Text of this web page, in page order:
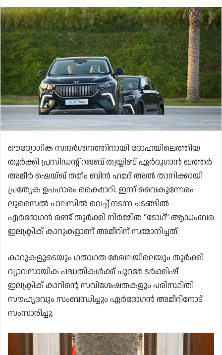
ഔദ്യോഗിക സന്ദർശനത്തിനായി ദോഹയിലെത്തിയ
തുർക്കി പ്രസിഡന്റ് റജബ് ത്വയ്യിബ് ഏർദുഗാൻ ഖത്തർ
അമീർ ഷെയ്ഖ് തമീം ബിൻ ഹമദ് അൽ താനിക്കായി
പ്രത്യേക ഉപഹാരം കൈമാറി. ഇന്ന് വൈകുന്നേരം
ലുസൈൽ പാലസിൽ വെച്ച് നടന്ന ചടങ്ങിൽ
എർദോഗൻ രണ്ട് തുർക്കി നിർമ്മിത “ടോഗ്” ആഡംബര
ഇലക്ട്രിക് കാറുകളാണ് അമീറിന് സമ്മാനിച്ചത്.
കാറുകളുടെയും ഗതാഗത മേഖലയിലെയും തുർക്കി
വ്യാവസായിക പദ്ധതികൾക്ക് പുറമേ ടർക്കിഷ്
ഇലക്ട്രിക് കാറിന്റെ സവിശേഷതകളും പരിസ്ഥിതി
സൗഹൃദവും സംബന്ധിച്ചും ഏർദോഗൻ അമീറിനോട്
സംസാരിച്ചു.